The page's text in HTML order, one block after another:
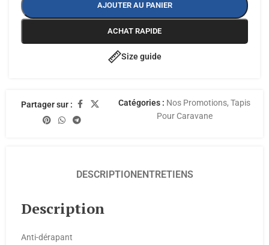
AJOUTER AU PANIER
ACHAT RAPIDE
Size guide
Partager sur : Catégories : Nos Promotions, Tapis
Pour Caravane
DESCRIPTIONENTRETIENS
Description
Anti-dérapant